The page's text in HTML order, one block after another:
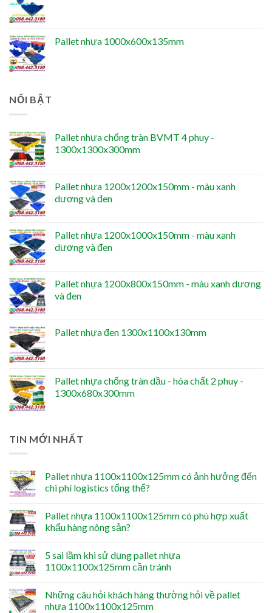
Pallet nhựa 1000x600x135mm
NỔI BẬT
Pallet nhựa chống tràn BVMT 4 phuy -
1300x1300x300mm
Pallet nhựa 1200x1200x150mm - màu xanh
dương và đen
Pallet nhựa 1200x1000x150mm - màu xanh
dương và đen
Pallet nhựa 1200x800x150mm - màu xanh dương
và đen
Pallet nhựa đen 1300x1100x130mm
Pallet nhựa chống tràn dầu - hóa chất 2 phuy -
1300x680x300mm
TIN MỚI NHẤT
Pallet nhựa 1100x1100x125mm có ảnh hưởng đến
chi phí logistics tổng thể?
Pallet nhựa 1100x1100x125mm có phù hợp xuất
khẩu hàng nông sản?
5 sai lầm khi sử dụng pallet nhựa
1100x1100x125mm cần tránh
Những câu hỏi khách hàng thường hỏi về pallet
nhựa 1100x1100x125mm